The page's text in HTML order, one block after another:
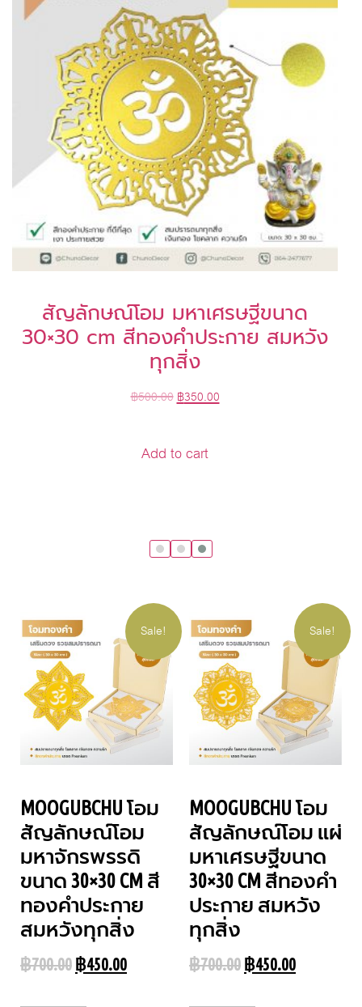
สัญลักษณ์โอม มหาเศรษฐีขนาด
30×30 cm สีทองคำประกาย สมหวัง
ทุกสิ่ง
฿500.00฿350.00
Add to cart
Sale!
MOOGUBCHU โอม
สัญลักษณ์โอม
มหาจักรพรรดิ
ขนาด 30×30 CM สี
ทองคำประกาย
สมหวังทุกสิ่ง
฿700.00 ฿450.00
Sale!
MOOGUBCHU โอม
สัญลักษณ์โอม แผ่
มหาเศรษฐีขนาด
30×30 CM สีทองคำ
ประกาย สมหวัง
ทุกสิ่ง
฿700.00 ฿450.00